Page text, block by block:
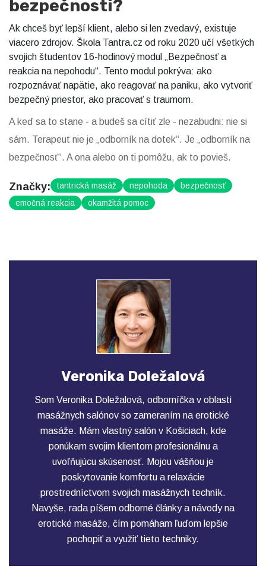
bezpečnosti?
Ak chceš byť lepší klient, alebo si len zvedavý, existuje
viacero zdrojov. Škola Tantra.cz od roku 2020 učí všetkých
svojich študentov 16-hodinový modul „Bezpečnosť a
reakcia na nepohodu“. Tento modul pokrýva: ako
rozpoznávať napätie, ako reagovať na paniku, ako vytvoriť
bezpečný priestor, ako pracovať s traumom.
A keď sa to stane - a budeš sa cítiť zle - nezabudni: nie si
sám. Terapeut nie je „odborník na dotek“. Je „odborník na
bezpečnosť“. A ona alebo on ti pomôžu, ak to povieš.
Značky: tantrická masáž nepohoda
bezpečnosť
emočná reakcia
okamžitá pomoc
Veronika Doležalová
Som Veronika Doležalová, odborníčka v oblasti
masážnych salónov so zameraním na erotické
masáže. Mám vlastný salón v Košiciach, kde
ponúkam svojim klientom profesionálnu a
uvoľňujúcu skúsenosť. Mojou vášňou je
poskytovanie komfortu a relaxácie
prostredníctvom svojich masážnych techník.
Navyše, rada píšem odborné články a návody na
erotické masáže, čím pomáham ľuďom lepšie
pochopiť a využiť tieto techniky.